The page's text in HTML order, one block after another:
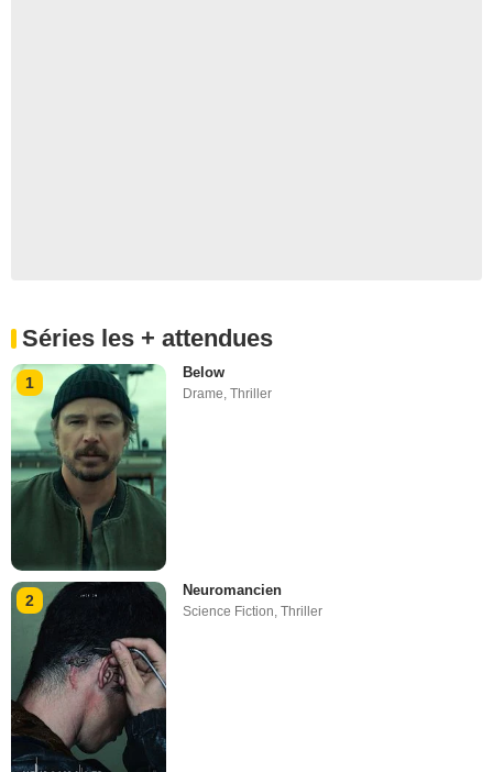
Séries les + attendues
1
Below
Drame,Thriller
2
Neuromancien
Science Fiction,Thriller